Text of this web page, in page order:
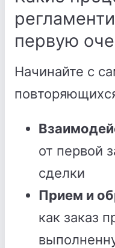
первую
Начинайте с
от первой
сделки
Прием и
как заказ